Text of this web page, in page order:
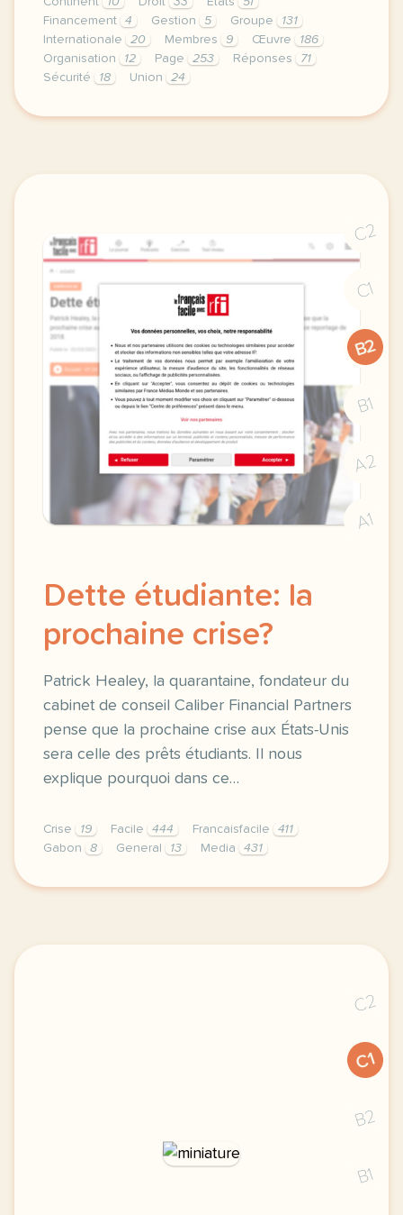
Financement
4 Gestion 5 Groupe
131
Internationale
20 Membres 9 Œuvre
186
Organisation
12 Page 253 Réponses
71
Sécurité
18 Union 24
le respect de votre vie privee est une priorite
C2
C1
B2
B1
A2
A1
Dette étudiante: la
prochaine crise?
Patrick Healey, la quarantaine, fondateur du
cabinet de conseil Caliber Financial Partners
pense que la prochaine crise aux États-Unis
sera celle des prêts étudiants. Il nous
explique pourquoi dans ce…
Crise 19 Facile 444 Francaisfacile
411
Gabon
8 General 13 Media 431
exercice b2 dette etudiante la prochaine crise
C2
C1
B2
B1